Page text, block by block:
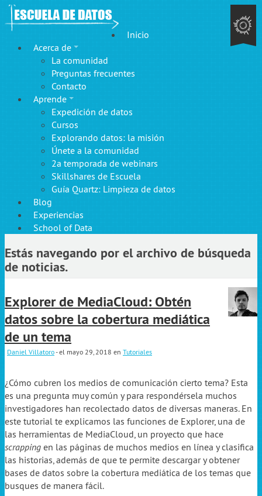
Inicio
Acerca de
La comunidad
Preguntas frecuentes
Contacto
Aprende
Expedición de datos
Cursos
Explorando datos: la misión
Únete a la comunidad
2a temporada de webinars
Skillshares de Escuela
Guía Quartz: Limpieza de datos
Blog
Experiencias
School of Data
Estás navegando por el archivo de búsqueda
de noticias.
Explorer de MediaCloud: Obtén
datos sobre la cobertura mediática
de un tema
Daniel Villatoro- el mayo 29, 2018 en Tutoriales
¿Cómo cubren los medios de comunicación cierto tema? Esta
es una pregunta muy común y para respondérsela muchos
investigadores han recolectado datos de diversas maneras. En
este tutorial te explicamos las funciones de Explorer, una de
las herramientas de MediaCloud, un proyecto que hace
scrapping en las páginas de muchos medios en línea y clasifica
las historias, además de que te permite descargar y obtener
bases de datos sobre la cobertura mediática de los temas que
busques de manera fácil.